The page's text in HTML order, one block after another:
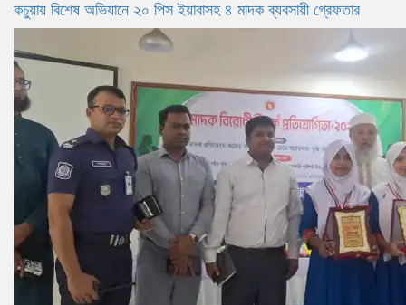
কচুয়ায় বিশেষ অভিযানে ২০ পিস ইয়াবাসহ ৪ মাদক ব্যবসায়ী গ্রেফতার